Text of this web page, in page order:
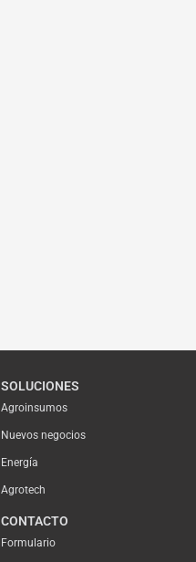
SOLUCIONES
Agroinsumos
Nuevos negocios
Energía
Agrotech
CONTACTO
Formulario